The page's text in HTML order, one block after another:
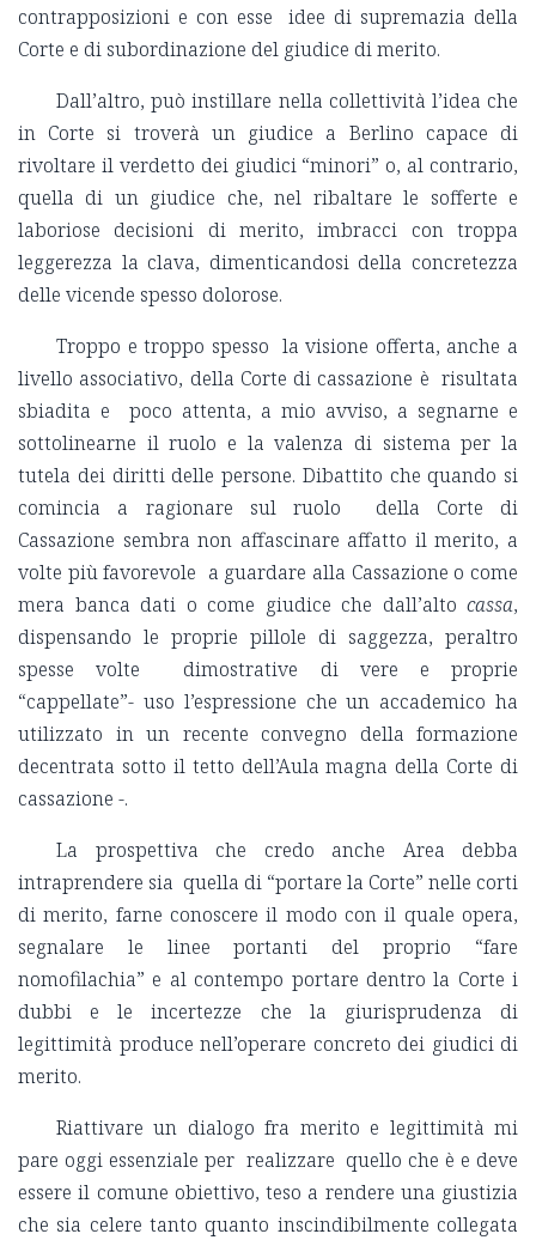
contrapposizioni e con esse idee di supremazia della
Corte e di subordinazione del giudice di merito.
Dall’altro, può instillare nella collettività l’idea che
in Corte si troverà un giudice a Berlino capace di
rivoltare il verdetto dei giudici “minori” o, al contrario,
quella di un giudice che, nel ribaltare le sofferte e
laboriose decisioni di merito, imbracci con troppa
leggerezza la clava, dimenticandosi della concretezza
delle vicende spesso dolorose.
Troppo e troppo spesso la visione offerta, anche a
livello associativo, della Corte di cassazione è risultata
sbiadita e poco attenta, a mio avviso, a segnarne e
sottolinearne il ruolo e la valenza di sistema per la
tutela dei diritti delle persone. Dibattito che quando si
comincia a ragionare sul ruolo della Corte di
Cassazione sembra non affascinare affatto il merito, a
volte più favorevole a guardare alla Cassazione o come
mera banca dati o come giudice che dall’alto cassa,
dispensando le proprie pillole di saggezza, peraltro
spesse volte dimostrative di vere e proprie
“cappellate”- uso l’espressione che un accademico ha
utilizzato in un recente convegno della formazione
decentrata sotto il tetto dell’Aula magna della Corte di
cassazione -.
La prospettiva che credo anche Area debba
intraprendere sia quella di “portare la Corte” nelle corti
di merito, farne conoscere il modo con il quale opera,
segnalare le linee portanti del proprio “fare
nomofilachia” e al contempo portare dentro la Corte i
dubbi e le incertezze che la giurisprudenza di
legittimità produce nell’operare concreto dei giudici di
merito.
Riattivare un dialogo fra merito e legittimità mi
pare oggi essenziale per realizzare quello che è e deve
essere il comune obiettivo, teso a rendere una giustizia
che sia celere tanto quanto inscindibilmente collegata